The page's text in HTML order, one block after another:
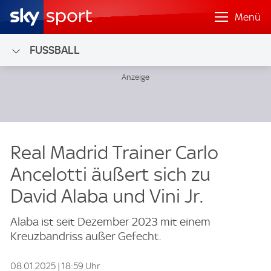
Menü
FUSSBALL
Real Madrid Trainer Carlo
Ancelotti äußert sich zu
David Alaba und Vini Jr.
Alaba ist seit Dezember 2023 mit einem
Kreuzbandriss außer Gefecht.
08.01.2025 | 18:59 Uhr